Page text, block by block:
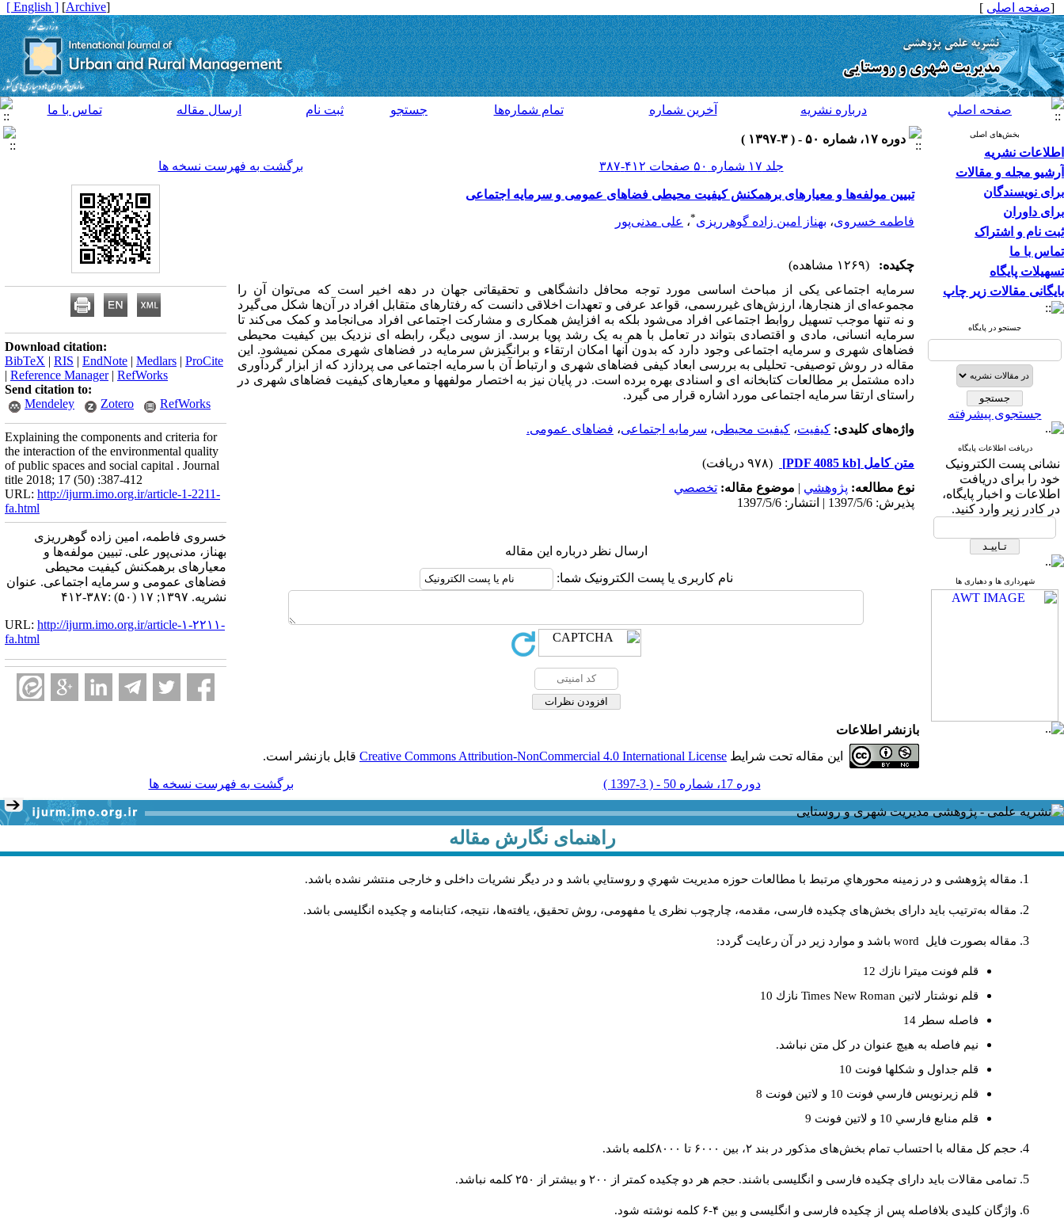
[صفحه اصلی ]
[
Archive
]
[ English ]
صفحه اصلي درباره نشريه آخرين شماره تمام شماره‌ها جستجو ثبت نام ارسال مقاله تماس با ما
بخش‌های اصلی
اطلاعات نشریه
آرشیو مجله و مقالات
برای نویسندگان
برای داوران
ثبت نام و اشتراک
تماس با ما
تسهیلات پایگاه
بایگانی مقالات زیر چاپ
جستجو در پایگاه
جستجوی پیشرفته
دریافت اطلاعات پایگاه
نشانی پست الکترونیک
خود را برای دریافت
اطلاعات و اخبار پایگاه،
در کادر زیر وارد کنید.
شهرداری ها و دهیاری ها
دوره ۱۷، شماره ۵۰ - ( ۳-۱۳۹۷ )
جلد ۱۷ شماره ۵۰ صفحات ۴۱۲-۳۸۷
برگشت به فهرست نسخه ها
تبیین مولفه‌ها و معیارهای برهمکنش کیفیت محیطی فضاهای عمومی و سرمایه اجتماعی
فاطمه خسروی، بهناز امین زاده گوهرریزی*، علی مدنی‌پور
چکیده:
(۱۲۶۹ مشاهده)
سرمایه اجتماعی یکی از مباحث اساسی مورد توجه محافل دانشگاهی و تحقیقاتی جهان در دهه اخیر است که می‌توان آن را
مجموعه‌ای از هنجارها، ارزش‌های غیررسمی، قواعد عرفی و تعهدات اخلاقی دانست که رفتارهای متقابل افراد در آن‌ها شکل می‌گیرد
و نه تنها موجب تسهیل روابط اجتماعی افراد می‌شود بلکه به افزایش همکاری و مشارکت اجتماعی افراد می‌انجامد و کمک می‌کند تا
سرمایه انسانی، مادی و اقتصادی بتواند در تعامل با هم به یک رشد پویا برسد. از سویی دیگر، رابطه ای نزدیک بین کیفیت محیطی
فضاهای شهری و سرمایه اجتماعی وجود دارد که بدون آنها امکان ارتقاء و برانگیزش سرمایه در فضاهای شهری ممکن نمی­شود. این
مقاله در روش توصیفی- تحلیلی به بررسی ابعاد کیفی فضاهای شهری و ارتباط آن با سرمایه اجتماعی می پردازد که از ابزار گردآوری
داده مشتمل بر مطالعات کتابخانه ­ای و اسنادی بهره برده است. در پایان نیز به اختصار مولفه­ها و معیارهای کیفیت فضاهای شهری در
راستای ارتقا سرمایه اجتماعی مورد اشاره قرار می گیرد.
واژه‌های کلیدی: کیفیت، کیفیت محیطی، سرمایه اجتماعی، فضاهای عمومی.
متن کامل [PDF 4085 kb]
(۹۷۸ دریافت)
نوع مطالعه: پژوهشي | موضوع مقاله: تخصصي
پذیرش: 1397/5/6 | انتشار: 1397/5/6
ارسال نظر درباره این مقاله
نام کاربری یا پست الکترونیک شما:
Download citation:
BibTeX | RIS | EndNote | Medlars | ProCite
| Reference Manager| RefWorks
Send citation to:
Mendeley
Zotero RefWorks
Explaining the components and criteria for
the interaction of the environmental quality
of public spaces and social capital . Journal
title 2018; 17 (50) :387-412
URL: http://ijurm.imo.org.ir/article-1-2211-
fa.html
خسروی فاطمه، امین زاده گوهرریزی
بهناز، مدنی‌پور علی. تبیین مولفه‌ها و
معیارهای برهمکنش کیفیت محیطی
فضاهای عمومی و سرمایه اجتماعی. عنوان
نشریه. ۱۳۹۷; ۱۷ (۵۰) :۳۸۷-۴۱۲
URL: http://ijurm.imo.org.ir/article-۱-۲۲۱۱-
fa.html
بازنشر اطلاعات
این مقاله تحت شرایط Creative Commons Attribution-NonCommercial 4.0 International License قابل بازنشر است.
دوره 17، شماره 50 - ( 3-1397 ) برگشت به فهرست نسخه ها
راهنمای نگارش مقاله
مقاله پژوهشی و در زمینه محورهاي مرتبط با مطالعات حوزه مديريت شهري و روستايي باشد و در دیگر نشریات داخلی و خارجی منتشر نشده باشد.
مقاله به‌ترتیب باید دارای بخش‌های چکیده فارسی، مقدمه، چارچوب نظری یا مفهومی، روش تحقیق، یافته‌ها، نتیجه، کتابنامه و چکیده انگلیسی باشد.
مقاله بصورت فايل word باشد و موارد زير در آن رعايت گردد:
قلم فونت ميترا نازك 12
قلم نوشتار لاتين Times New Roman نازك 10
فاصله سطر 14
نيم فاصله به هيچ عنوان در كل متن نباشد.
قلم جداول و شكلها فونت 10
قلم زيرنويس فارسي فونت 10 و لاتين فونت 8
قلم منابع فارسي 10 و لاتين فونت 9
حجم کل مقاله با احتساب تمام بخش‌های مذکور در بند ۲، بین ۶۰۰۰ تا ۸۰۰۰کلمه باشد.
تمامی مقالات باید دارای چکیده فارسی و انگلیسی باشند. حجم هر دو چکیده کمتر از ۲۰۰ و بیشتر از ۲۵۰ کلمه نباشد.
واژگان کلیدی بلافاصله پس از چکیده فارسی و انگلیسی و بین ۴-۶ کلمه نوشته شود.